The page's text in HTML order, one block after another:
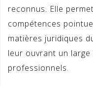
reconnus. Elle
compétences
matières juridiques
leur ouvrant un
professionnels.